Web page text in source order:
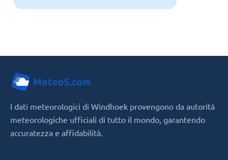
I dati meteorologici di Windhoek provengono da autorità
meteorologiche ufficiali di tutto il mondo, garantendo
accuratezza e affidabilità.